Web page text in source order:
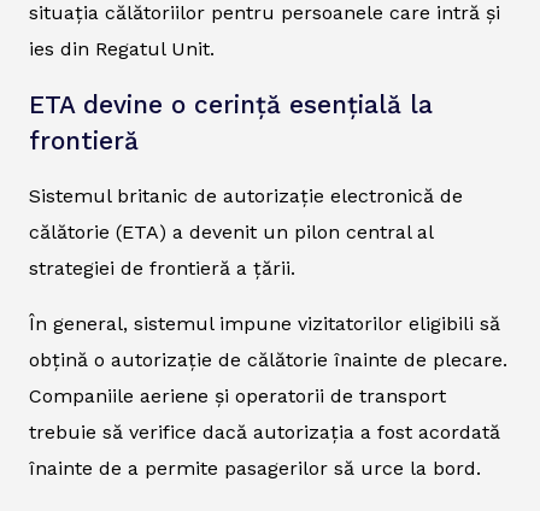
situația călătoriilor pentru persoanele care intră și
ies din Regatul Unit.
ETA devine o cerință esențială la
frontieră
Sistemul britanic de autorizație electronică de
călătorie (ETA) a devenit un pilon central al
strategiei de frontieră a țării.
În general, sistemul impune vizitatorilor eligibili să
obțină o autorizație de călătorie înainte de plecare.
Companiile aeriene și operatorii de transport
trebuie să verifice dacă autorizația a fost acordată
înainte de a permite pasagerilor să urce la bord.